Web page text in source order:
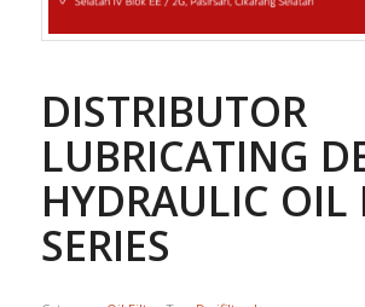
DISTRIBUTOR
LUBRICATING
HYDRAULIC OIL
SERIES